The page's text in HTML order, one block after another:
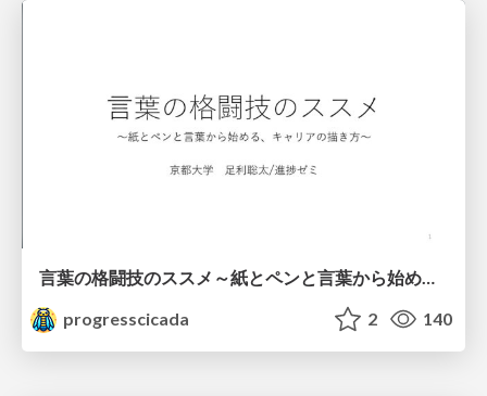
言葉の格闘技のススメ～紙とペンと言葉から始める、キャリアの描き方～
progresscicada
2 140